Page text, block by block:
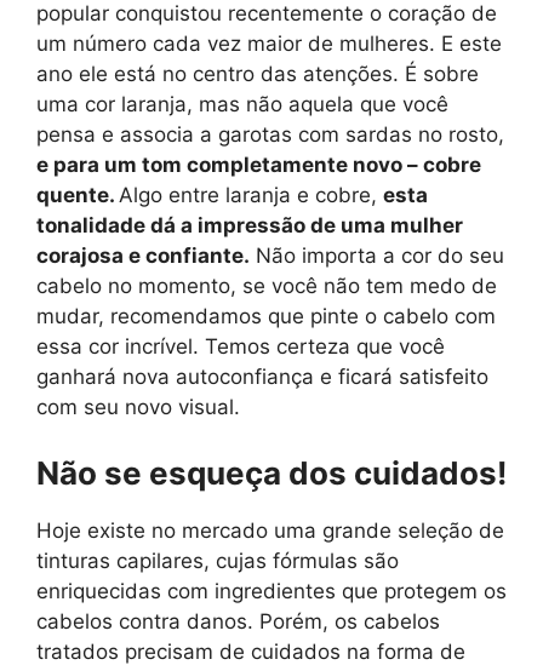
popular conquistou recentemente o coração de
um número cada vez maior de mulheres. E este
ano ele está no centro das atenções. É sobre
uma cor laranja, mas não aquela que você
pensa e associa a garotas com sardas no rosto,
e para um tom completamente novo – cobre
quente. Algo entre laranja e cobre, esta
tonalidade dá a impressão de uma mulher
corajosa e confiante. Não importa a cor do seu
cabelo no momento, se você não tem medo de
mudar, recomendamos que pinte o cabelo com
essa cor incrível. Temos certeza que você
ganhará nova autoconfiança e ficará satisfeito
com seu novo visual.
Não se esqueça dos cuidados!
Hoje existe no mercado uma grande seleção de
tinturas capilares, cujas fórmulas são
enriquecidas com ingredientes que protegem os
cabelos contra danos. Porém, os cabelos
tratados precisam de cuidados na forma de